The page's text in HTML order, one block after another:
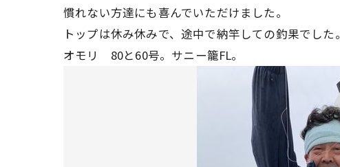
慣れない方達にも喜んでいただけました。
トップは休み休みで、途中で納竿しての釣果でした。
オモリ 80と60号。サニー籠FL。